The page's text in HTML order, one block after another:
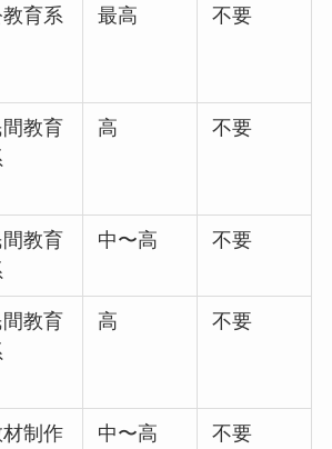
育系 最高 不要
間教育
高 不要
間教育
中〜高 不要
間教育
高 不要
制作 中〜高 不要